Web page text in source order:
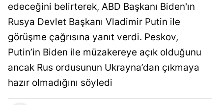
Aydın
Bilecik
Bingöl
edeceğini belirterek, ABD Başkanı Biden'ın
Rusya Devlet Başkanı Vladimir Putin ile
görüşme çağrısına yanıt verdi. Peskov,
Putin’in Biden ile müzakereye açık olduğunu
ancak Rus ordusunun Ukrayna’dan çıkmaya
hazır olmadığını söyledi